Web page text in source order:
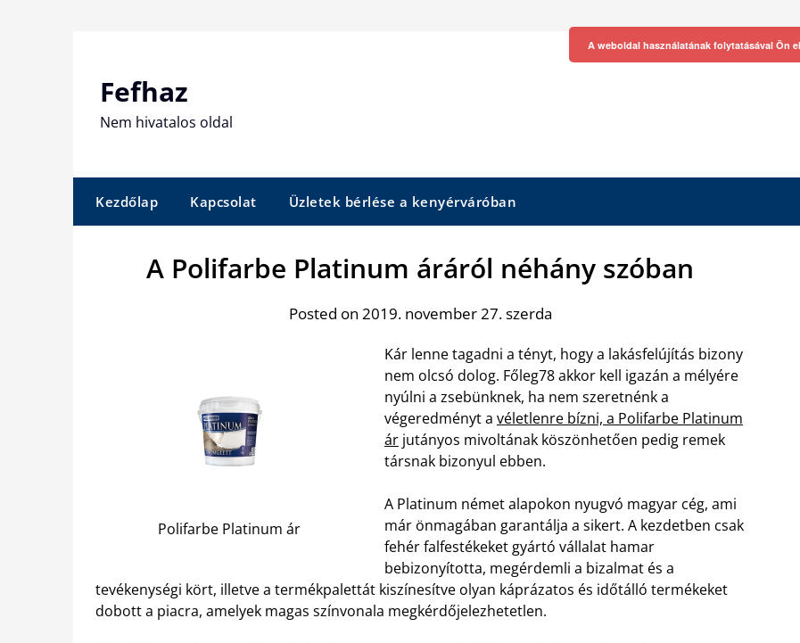
Fefhaz
Nem hivatalos oldal
Kezdőlap Kapcsolat Üzletek bérlése a kenyérváróban
A Polifarbe Platinum áráról néhány szóban
Posted on 2019. november 27. szerda
Polifarbe Platinum ár
Kár lenne tagadni a tényt, hogy a lakásfelújítás bizony
nem olcsó dolog. Főleg78 akkor kell igazán a mélyére
nyúlni a zsebünknek, ha nem szeretnénk a
végeredményt a véletlenre bízni, a Polifarbe Platinum
ár jutányos mivoltának köszönhetően pedig remek
társnak bizonyul ebben.
A Platinum német alapokon nyugvó magyar cég, ami
már önmagában garantálja a sikert. A kezdetben csak
fehér falfestékeket gyártó vállalat hamar
bebizonyította, megérdemli a bizalmat és a
tevékenységi kört, illetve a termékpalettát kiszínesítve olyan káprázatos és időtálló termékeket
dobott a piacra, amelyek magas színvonala megkérdőjelezhetetlen.
A weboldal használatának folytatásával Ön